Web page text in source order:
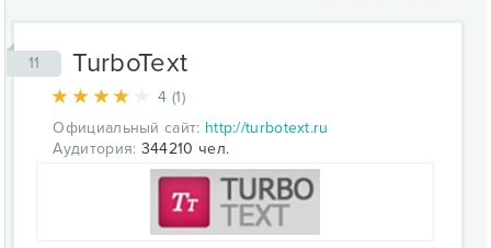
11 TurboText
4 (1)
Официальный сайт: http://turbotext.ru
Аудитория: 344210 чел.